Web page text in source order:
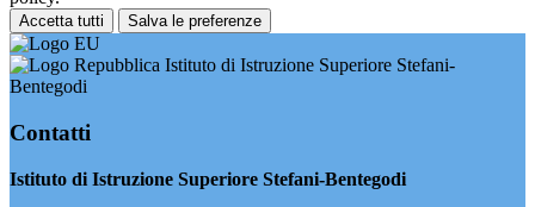
Accetta tutti Salva le preferenze
Istituto di Istruzione Superiore Stefani-
Bentegodi
Contatti
Istituto di Istruzione Superiore Stefani-Bentegodi